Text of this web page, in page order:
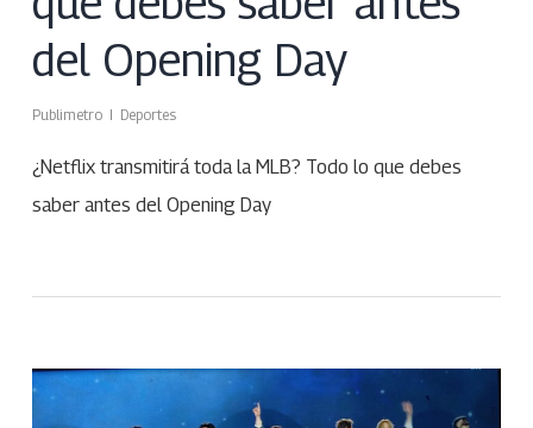
del Opening Day
Publimetro Deportes
¿Netflix transmitirá toda la MLB? Todo lo que debes
saber antes del Opening Day